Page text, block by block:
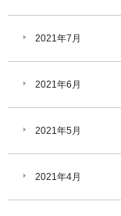
2021年7月
2021年6月
2021年5月
2021年4月